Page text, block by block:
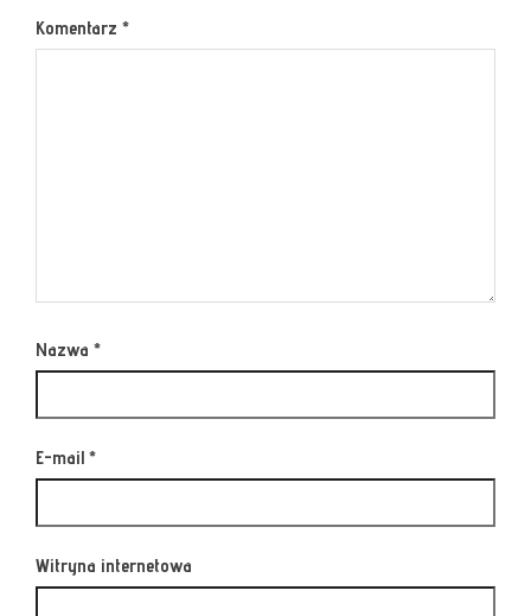
Komentarz *
Nazwa *
E-mail *
Witryna internetowa